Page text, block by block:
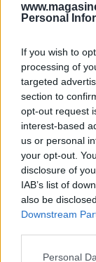
Personal
If you wish to
processing of
targeted
section to
opt-out request
interest-based
us or personal
your opt-out.
disclosure of
IAB’s list of
also be
Downstream
Personal
För knappt
största
var en het
anstalten
Kommunen
fritidshem,